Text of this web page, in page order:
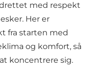
med respekt
Her er
fra starten med
og komfort, så
koncentrere sig.